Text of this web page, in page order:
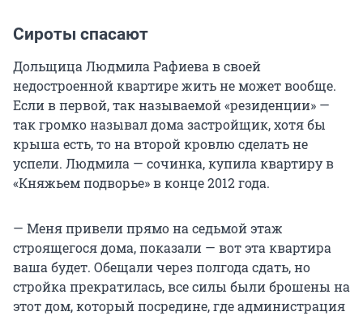
Сироты спасают
Дольщица Людмила Рафиева в своей
недостроенной квартире жить не может вообще.
Если в первой, так называемой «резиденции» —
так громко называл дома застройщик, хотя бы
крыша есть, то на второй кровлю сделать не
успели. Людмила — сочинка, купила квартиру в
«Княжьем подворье» в конце 2012 года.
— Меня привели прямо на седьмой этаж
строящегося дома, показали — вот эта квартира
ваша будет. Обещали через полгода сдать, но
стройка прекратилась, все силы были брошены на
этот дом, который посредине, где администрация